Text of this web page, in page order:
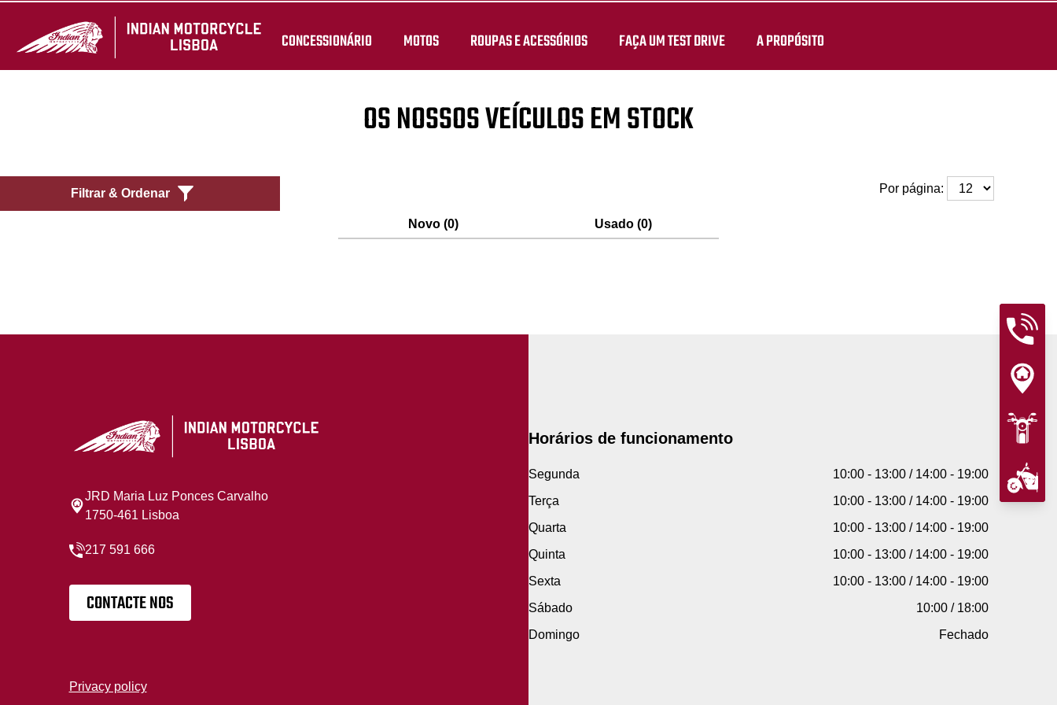
CONCESSIONÁRIO MOTOS ROUPAS E ACESSÓRIOS FAÇA UM TEST DRIVE A PROPÓSITO
OS NOSSOS VEÍCULOS EM STOCK
Filtrar & Ordenar Por página:
Novo (0) Usado (0)
JRD Maria Luz Ponces Carvalho
1750-461 Lisboa
217 591 666
CONTACTE NOS
Horários de funcionamento
Segunda
10:00 - 13:00 / 14:00 - 19:00
Terça
10:00 - 13:00 / 14:00 - 19:00
Quarta
10:00 - 13:00 / 14:00 - 19:00
Quinta
10:00 - 13:00 / 14:00 - 19:00
Sexta
10:00 - 13:00 / 14:00 - 19:00
Sábado
10:00 / 18:00
Domingo
Fechado
Privacy policy